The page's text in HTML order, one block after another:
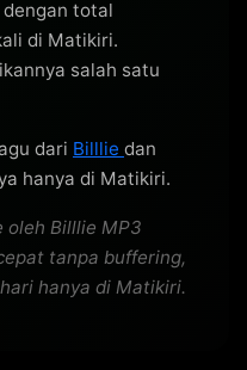
dengan total
di Matikiri.
salah satu
dari Billlie dan
hanya di Matikiri.
oleh Billlie MP3
tanpa buffering,
hanya di Matikiri.